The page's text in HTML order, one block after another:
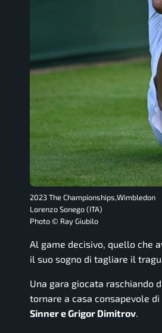
2023 The Championships,Wimbledon
Lorenzo Sonego (ITA)
Photo © Ray Giubilo
Al game decisivo, quello che
il suo sogno di tagliare il
Una gara giocata raschiando
tornare a casa consapevole
Sinner e Grigor Dimitrov.